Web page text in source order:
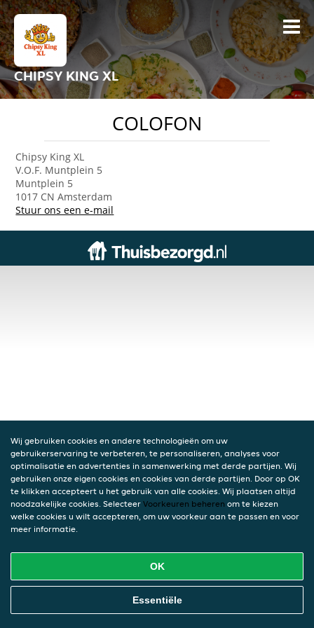
CHIPSY KING XL
COLOFON
Chipsy King XL
V.O.F. Muntplein 5
Muntplein 5
1017 CN Amsterdam
Stuur ons een e-mail
Wij gebruiken cookies en andere technologieën om uw
gebruikerservaring te verbeteren, te personaliseren, analyses voor
optimalisatie en advertenties in samenwerking met derde partijen. Wij
gebruiken onze eigen cookies en cookies van derde partijen. Door op OK
te klikken accepteert u het gebruik van alle cookies. Wij plaatsen altijd
noodzakelijke cookies. Selecteer Voorkeuren beheren om te kiezen
welke cookies u wilt accepteren, om uw voorkeur aan te passen en voor
meer informatie.
OK
Essentiële